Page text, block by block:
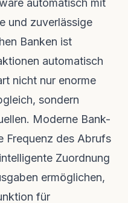
automatisch mit
und zuverlässige
Banken ist
automatisch
nicht nur enorme
sondern
Moderne Bank-
Frequenz des Abrufs
Zuordnung
ermöglichen,
für